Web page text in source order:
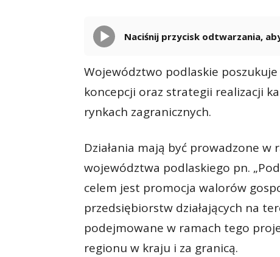
Naciśnij przycisk odtwarzania,
Województwo podlaskie
koncepcji oraz strategii realizacji
rynkach zagranicznych.
Działania mają być prowadzone
województwa podlaskiego pn.
celem jest promocja walorów
przedsiębiorstw działających na
podejmowane w ramach tego
regionu w kraju i za granicą.